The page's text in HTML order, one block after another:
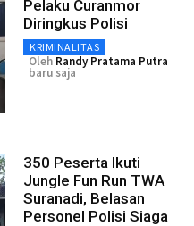
Pelaku Curanmor
Diringkus Polisi
KRIMINALITAS
Oleh Randy Pratama Putra
baru saja
350 Peserta Ikuti
Jungle Fun Run TWA
Suranadi, Belasan
Personel Polisi Siaga